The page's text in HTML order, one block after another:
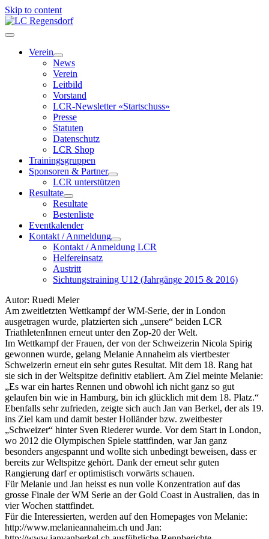
Skip to content
LC Regensdorf
Verein
News
Verein
Leitbild
Vorstand
LCR-Newsletter «Startschuss»
Presse
Statuten
Datenschutz
LCR Shop
Trainingsgruppen
Sponsoren & Partner
LCR unterstützen
Resultate
Resultate
Bestenliste
Eventkalender
Kontakt / Anmeldung
Kontakt / Anmeldung LCR
Helfereinsatz
Austritt
Sichtungstraining U12 (Jahrgänge 2015 & 2016)
Autor: Ruedi Meier
Am zweitletzten Wettkampf der WM-Serie, der in London
ausgetragen wurde, platzierten sich „unsere“ beiden LCR
TriathletenInnen erneut unter den Zop-20 der Welt.
Im Wettkampf der Frauen, der von der Schweizerin Nicola Spirig
gewonnen wurde, gelang Melanie Annaheim als viertbester
Schweizerin erneut ein sehr gutes Resultat. Mit dem 18. Rang hat
sie sich in der Weltspitze definitiv etabliert. Am Ziel meinte Melanie:
„Es war ein hartes Rennen und obwohl ich nicht ganz so gut
gelaufen bin wie in Hamburg, bin ich glücklich mit dem 18. Platz.“
Ebenfalls sehr zufrieden, zeigte sich auch Jan van Berkel, der als 19.
ins Ziel kam und damit bester Holländer bzw. zweitbester
„Schweizer“ hinter Sven Riederer wurde. Vor dem Start in London,
wo 2012 die Olympischen Spiele stattfinden, war Jan ganz
besonders angespannt und wollte sich unbedingt beweisen, dass er
bereits zur Weltspitze gehört. Dank der erneut sehr guten
Rangierung darf er optimistisch vorwärts schauen.
Für Melanie und Jan heisst es nun volle Konzentration auf das
grosse Finale der WM Serie an der Gold Coast in Australien, das in
vier Wochen stattfindet.
Für die Interessierten, werden auf den Homepages von Melanie:
http://www.melanieannaheim.ch und Jan: